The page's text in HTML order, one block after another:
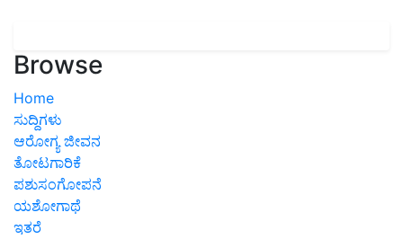
Browse
Home
ಸುದ್ದಿಗಳು
ಆರೋಗ್ಯ ಜೀವನ
ತೋಟಗಾರಿಕೆ
ಪಶುಸಂಗೋಪನೆ
ಯಶೋಗಾಥೆ
ಇತರೆ